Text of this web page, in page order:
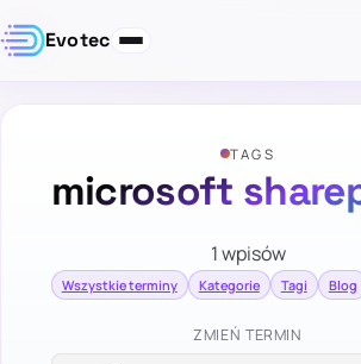
Evotec
TAGS
microsoft
1 wpisów
Wszystkie terminy Kategorie Tagi Blog
ZMIEŃ TERMIN